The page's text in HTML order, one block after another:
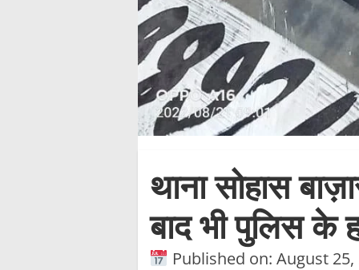
थाना सोहास
बाद भी पुलिस के
Published on: August 25,